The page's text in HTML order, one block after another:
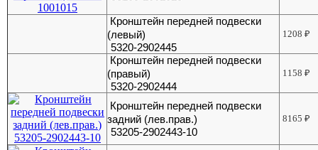
Кронштейн передней подвески
(левый)
5320-2902445
1208₽
Кронштейн передней подвески
(правый)
5320-2902444
1158₽
Кронштейн передней подвески
задний (лев.прав.)
53205-2902443-10
8165₽